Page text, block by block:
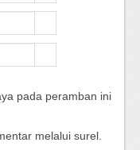
pada peramban ini
melalui surel.